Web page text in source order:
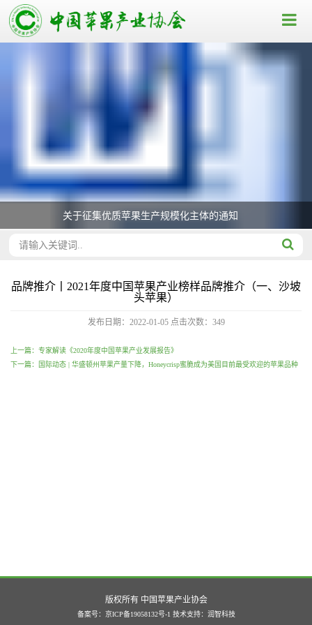
关于征集优质苹果生产规模化主体的通知
品牌推介丨2021年度中国苹果产业榜样品牌推介（一、沙坡
头苹果）
发布日期：2022-01-05 点击次数： 349
上一篇：专家解读《2020年度中国苹果产业发展报告》
下一篇：国际动态 | 华盛顿州苹果产量下降，Honeycrisp蜜脆成为美国目前最受欢迎的苹果品种
版权所有 中国苹果产业协会
备案号：京ICP备19058132号-1 技术支持： 润智科技